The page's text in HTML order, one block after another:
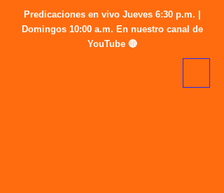
Predicaciones en vivo Jueves 6:30 p.m. |
Domingos 10:00 a.m. En nuestro canal de
YouTube 🔴